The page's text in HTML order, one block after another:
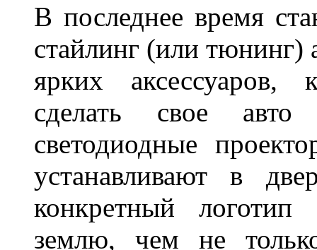
В последнее время
стайлинг (или тюнинг)
ярких аксессуаров,
сделать свое
светодиодные
устанавливают в
конкретный логотип
землю, чем не